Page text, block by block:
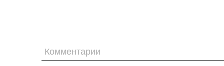
Комментарии